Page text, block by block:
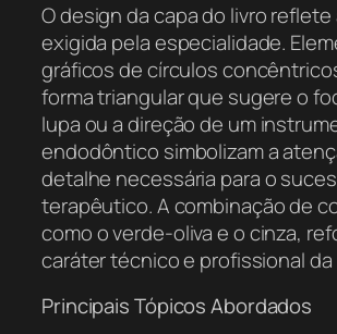
O design da capa do livro
exigida pela especialidade.
gráficos de círculos
forma triangular que sugere o
lupa ou a direção de um
endodôntico simbolizam a
detalhe necessária para o
terapêutico. A combinação de
como o verde-oliva e o cinza,
caráter técnico e profissional
Principais Tópicos Abordados